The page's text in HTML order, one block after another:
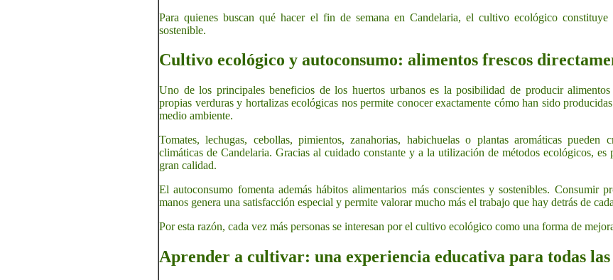
Para quienes buscan qué hacer el fin de semana en Candelaria, el cultivo ecológico constituye
sostenible.
Cultivo ecológico y autoconsumo: alimentos frescos
Uno de los principales beneficios de los huertos urbanos es la posibilidad de producir
propias verduras y hortalizas ecológicas nos permite conocer exactamente cómo han sido
medio ambiente.
Tomates, lechugas, cebollas, pimientos, zanahorias, habichuelas o plantas aromáticas pueden
climáticas de Candelaria. Gracias al cuidado constante y a la utilización de métodos ecológicos, es
gran calidad.
El autoconsumo fomenta además hábitos alimentarios más conscientes y sostenibles. Consumir
manos genera una satisfacción especial y permite valorar mucho más el trabajo que hay detrás de
Por esta razón, cada vez más personas se interesan por el cultivo ecológico como una forma de
Aprender a cultivar: una experiencia educativa para todas las